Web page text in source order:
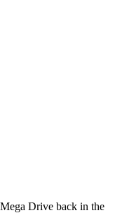
Drive back in the